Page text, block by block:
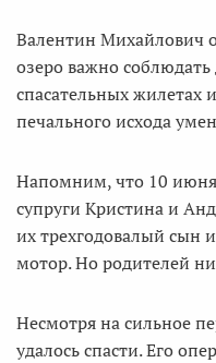
Валентин Михайлович
озеро важно
спасательных жилетах
печального исхода
Напомним, что 10
супруги Кристина и
их трехгодовалый сын
мотор. Но родителей
Несмотря на сильное
удалось спасти. Его